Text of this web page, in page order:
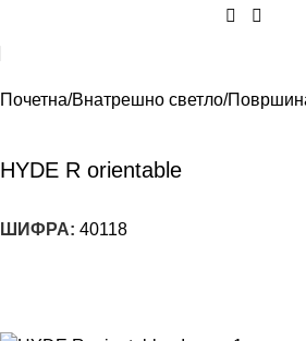
Почетна Внатрешно светло
HYDE R orientable
ШИФРА: 40118